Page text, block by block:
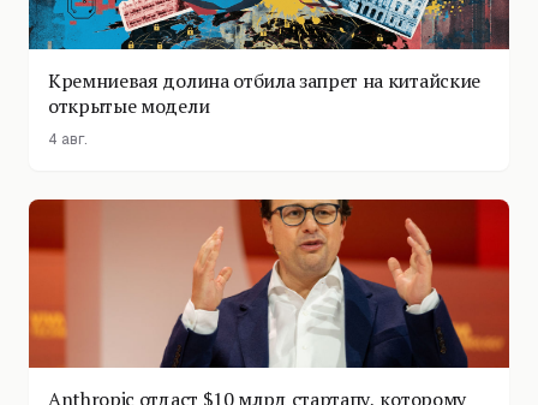
Кремниевая долина отбила запрет на китайские
открытые модели
4 авг.
Anthropic отдаст $10 млрд стартапу, которому